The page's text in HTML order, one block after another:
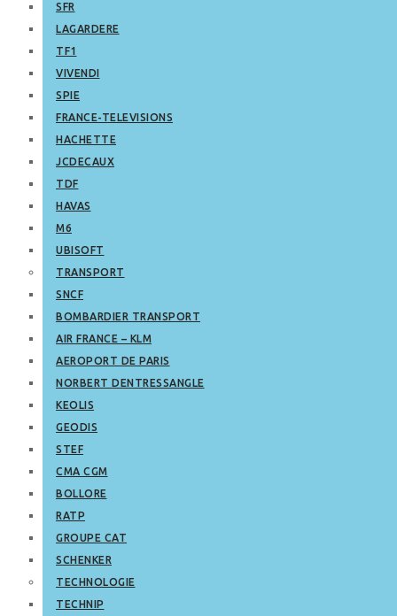
SFR
LAGARDERE
TF1
VIVENDI
SPIE
FRANCE-TELEVISIONS
HACHETTE
JCDECAUX
TDF
HAVAS
M6
UBISOFT
TRANSPORT
SNCF
BOMBARDIER TRANSPORT
AIR FRANCE – KLM
AEROPORT DE PARIS
NORBERT DENTRESSANGLE
KEOLIS
GEODIS
STEF
CMA CGM
BOLLORE
RATP
GROUPE CAT
SCHENKER
TECHNOLOGIE
TECHNIP